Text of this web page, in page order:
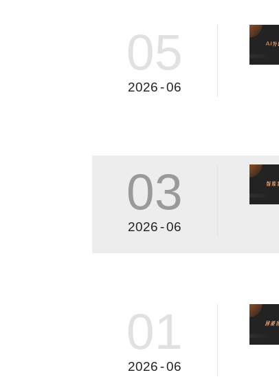
05
2026 -06
03
2026 -06
01
2026 -06